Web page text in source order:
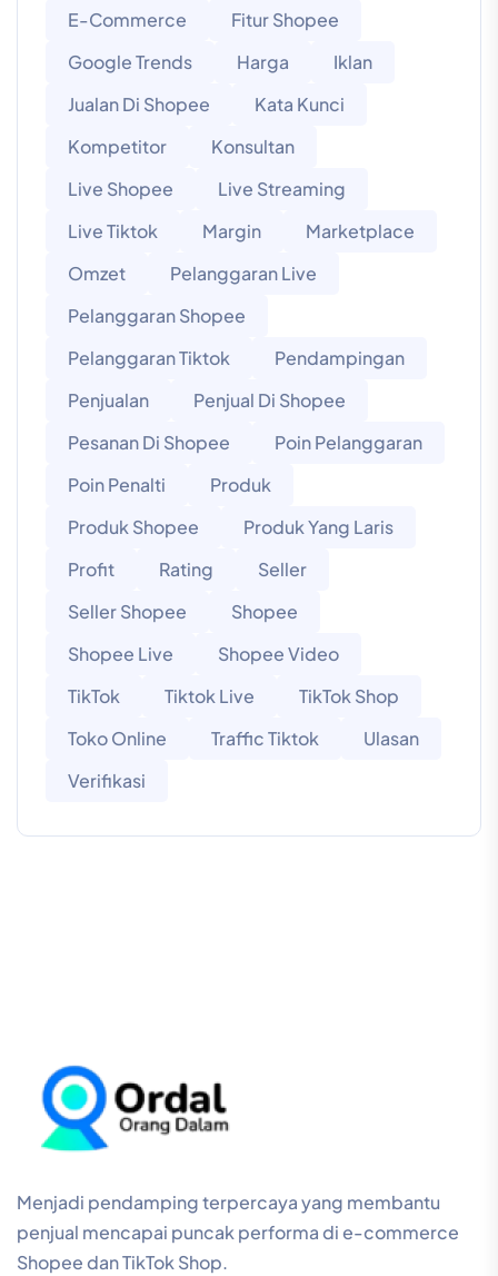
E-Commerce
Fitur Shopee
Google Trends
Harga
Iklan
Jualan Di Shopee
Kata Kunci
Kompetitor
Konsultan
Live Shopee
Live Streaming
Live Tiktok
Margin
Marketplace
Omzet
Pelanggaran Live
Pelanggaran Shopee
Pelanggaran Tiktok
Pendampingan
Penjualan
Penjual Di Shopee
Pesanan Di Shopee
Poin Pelanggaran
Poin Penalti
Produk
Produk Shopee
Produk Yang Laris
Profit
Rating
Seller
Seller Shopee
Shopee
Shopee Live
Shopee Video
TikTok
Tiktok Live
TikTok Shop
Toko Online
Traffic Tiktok
Ulasan
Verifikasi
Menjadi pendamping terpercaya yang membantu
penjual mencapai puncak performa di e-commerce
Shopee dan TikTok Shop.